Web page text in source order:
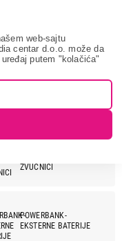
web-sajtu
centar d.o.o. može da
putem "kolačića"
ZVUČNICI
POWERBANK-
EKSTERNE BATERIJE